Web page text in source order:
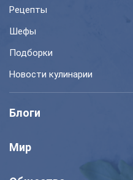
Рецепты
Шефы
Подборки
Новости кулинарии
Блоги
Мир